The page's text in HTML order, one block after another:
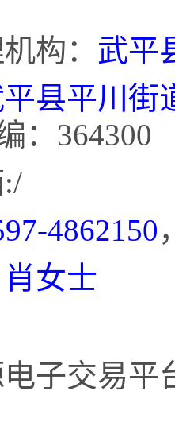
构： 武平
县平川街
：364300
:/
4862150
肖女士
子交易平